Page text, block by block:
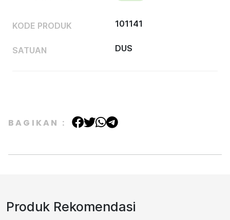
KODE PRODUK 101141
SATUAN DUS
BAGIKAN :
Produk Rekomendasi